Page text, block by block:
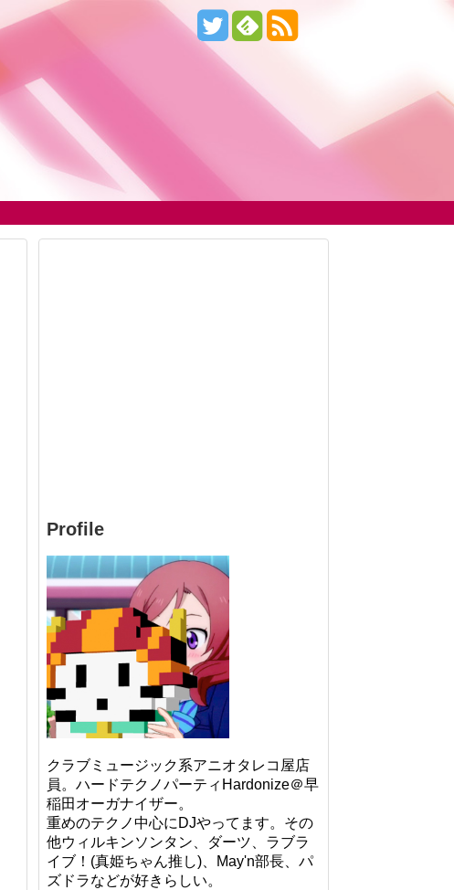
Profile
クラブミュージック系アニオタレコ屋店
員。ハードテクノパーティHardonize＠早
稲田オーガナイザー。
重めのテクノ中心にDJやってます。その
他ウィルキンソンタン、ダーツ、ラブラ
イブ！(真姫ちゃん推し)、May'n部長、パ
ズドラなどが好きらしい。